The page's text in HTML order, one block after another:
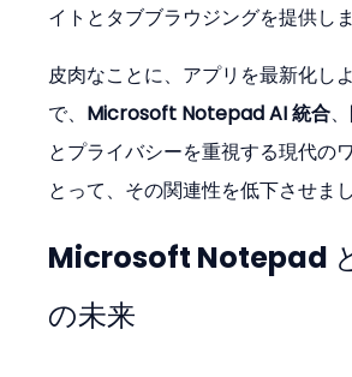
イトとタブブラウジングを提供しま
皮肉なことに、アプリを最新化し
で、 Microsoft Notepad AI 統合
とプライバシーを重視する現代の
とって、その関連性を低下させまし
Microsoft Notepad
の未来